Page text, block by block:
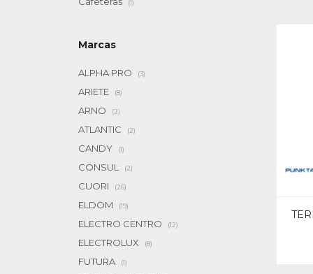
(1)
Marcas
ALPHA PRO (3)
ARIETE (8)
ARNO (2)
ATLANTIC (2)
CANDY (1)
CONSUL (2)
CUORI (26)
ELDOM (19)
ELECTRO CENTRO (12)
ELECTROLUX (8)
FUTURA (1)